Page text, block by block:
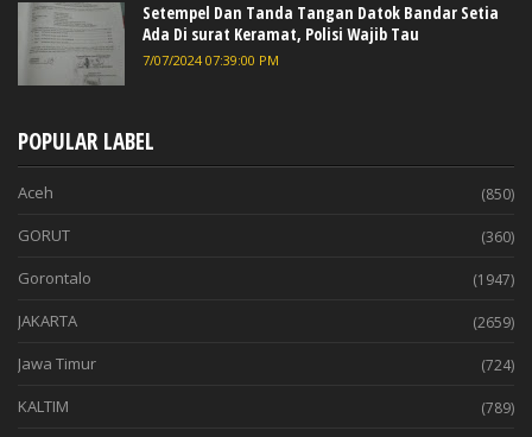
Setempel Dan Tanda Tangan Datok Bandar Setia
Ada Di surat Keramat, Polisi Wajib Tau
7/07/2024 07:39:00 PM
POPULAR LABEL
Aceh (850)
GORUT (360)
Gorontalo (1947)
JAKARTA (2659)
Jawa Timur (724)
KALTIM (789)